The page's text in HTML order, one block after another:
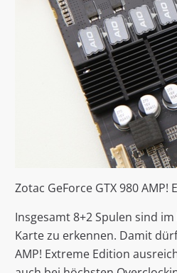
Zotac GeForce GTX 980 AMP!
Insgesamt 8+2 Spulen sind
Karte zu erkennen. Damit
AMP! Extreme Edition